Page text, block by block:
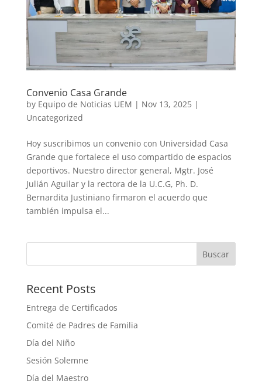
Convenio Casa Grande
by Equipo de Noticias UEM | Nov 13, 2025|
Uncategorized
Hoy suscribimos un convenio con Universidad Casa
Grande que fortalece el uso compartido de espacios
deportivos. Nuestro director general, Mgtr. José
Julián Aguilar y la rectora de la U.C.G, Ph. D.
Bernardita Justiniano firmaron el acuerdo que
también impulsa el...
Buscar
Recent Posts
Entrega de Certificados
Comité de Padres de Familia
Día del Niño
Sesión Solemne
Día del Maestro